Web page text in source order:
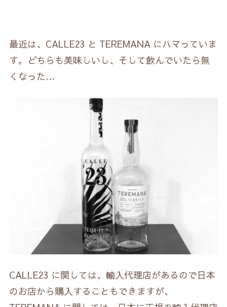
最近は、CALLE23 と TEREMANA にハマっていま
す。どちらも美味しいし、そして飲んでいたら無
くなった…
CALLE23 に関しては、輸入代理店があるので日本
のお店から購入することもできますが、